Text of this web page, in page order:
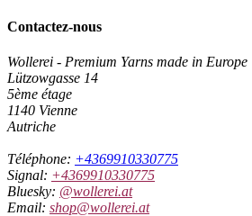
Contactez-nous
Wollerei - Premium Yarns made in Europe
Lützowgasse 14
5ème étage
1140 Vienne
Autriche
Téléphone: +4369910330775
Signal: +4369910330775
Bluesky: @wollerei.at
Email: shop@wollerei.at